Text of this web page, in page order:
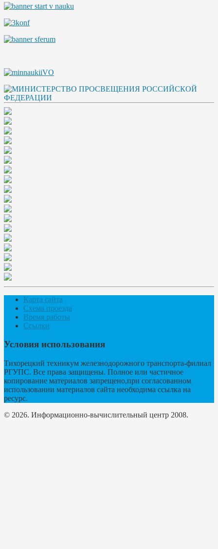
Карта сайта
Схема проезда
Время работы
Ссылки
Условия использования
Тихорецкий техникум железнодорожного транспорта-филиал
РГУПС. Все права защищены. Полное или частичное
копирование материалов запрещено,при согласованном
использовании материалов сайта необходима ссылка на
ресурс.
© 2026. Информационно-вычислительный центр 2008.